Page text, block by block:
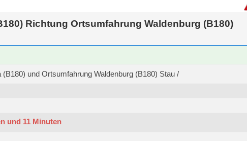
Richtung Ortsumfahrung Waldenburg (B180)
und Ortsumfahrung Waldenburg (B180) Stau /
und 11 Minuten